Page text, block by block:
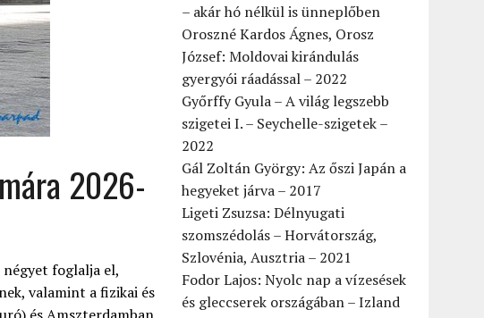
2026-
négyet foglalja el,
valamint a fizikai és
– akár hó nélkül is ünneplőben
Oroszné Kardos Ágnes, Orosz
József: Moldovai kirándulás
gyergyói ráadással – 2022
Győrffy Gyula – A világ legszebb
szigetei I. – Seychelle-szigetek –
2022
Gál Zoltán György: Az őszi Japán a
hegyeket járva – 2017
Ligeti Zsuzsa: Délnyugati
szomszédolás – Horvátország,
Szlovénia, Ausztria – 2021
Fodor Lajos: Nyolc nap a vízesések
és gleccserek országában – Izland